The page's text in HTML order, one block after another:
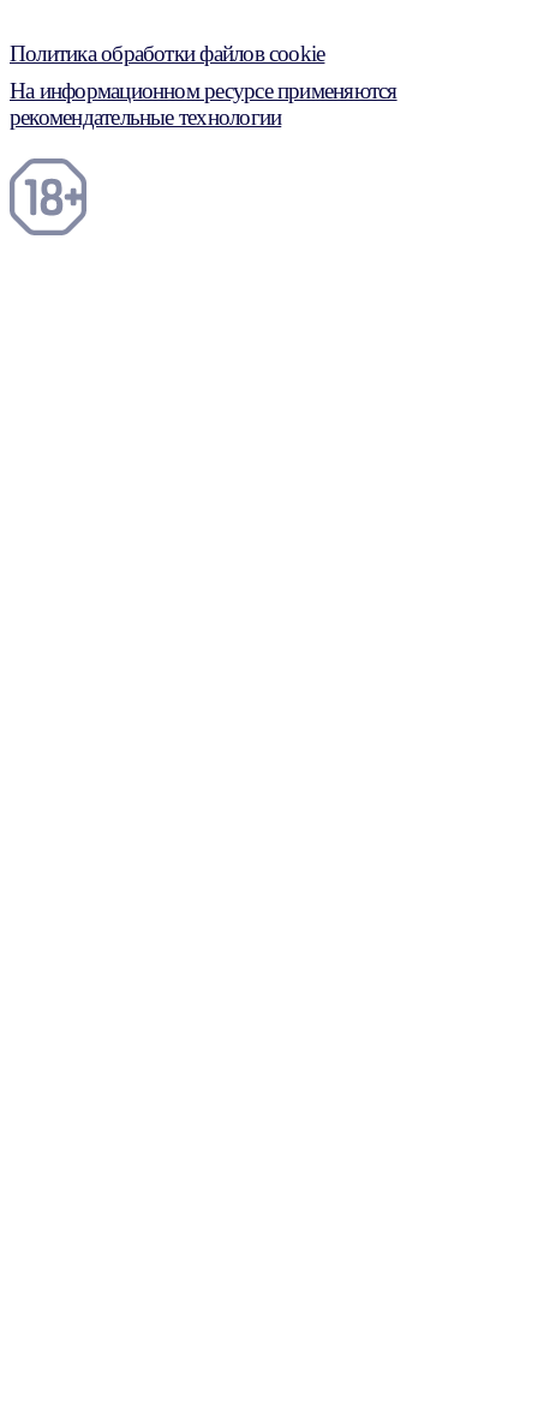
Политика обработки файлов cookie
На информационном ресурсе применяются
рекомендательные технологии